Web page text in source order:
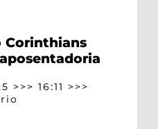
Corinthians
16:11